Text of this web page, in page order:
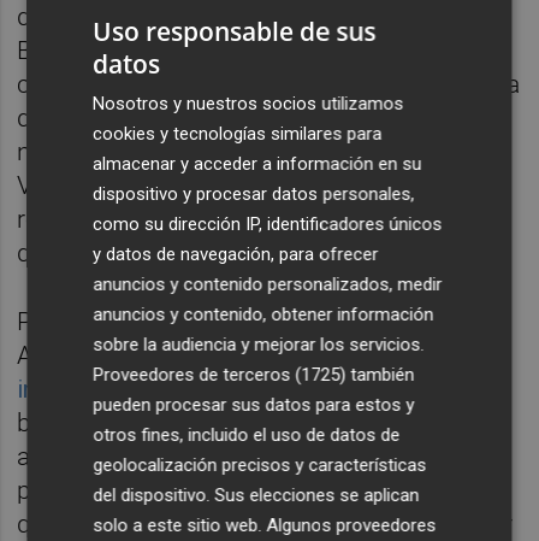
de otras localidades como Torrent, Sagunt,
Burjassot (el alcalde,Rafa García
comarcas como la Ribera Baja, la exdelegada
del GobiernoGloria Calero, la exdiputada
nacional
Pepa Andrés
, el exconcejal de
ValènciaAarón Canoo también algún
referente sindical como el secretario general
de UGT-PV,Ismael Sáez.
Pero no sólo eso. También el alcalde de
Almussafes,Toni González,tal y como ya
informó este diario, viene realizando con el
beneplácito del exministro una tarea de
aglutinamiento de sus huestes en la
provincia de Valencia. A ello hay que unirle
que el propio Ábalos, según ha podido saber
Uso responsable de sus
datos
Nosotros y nuestros socios utilizamos
cookies y tecnologías similares para
almacenar y acceder a información en su
dispositivo y procesar datos personales,
como su dirección IP, identificadores únicos
y datos de navegación, para ofrecer
anuncios y contenido personalizados, medir
anuncios y contenido, obtener información
sobre la audiencia y mejorar los servicios.
Proveedores de terceros (1725) también
pueden procesar sus datos para estos y
otros fines, incluido el uso de datos de
geolocalización precisos y características
del dispositivo. Sus elecciones se aplican
solo a este sitio web. Algunos proveedores